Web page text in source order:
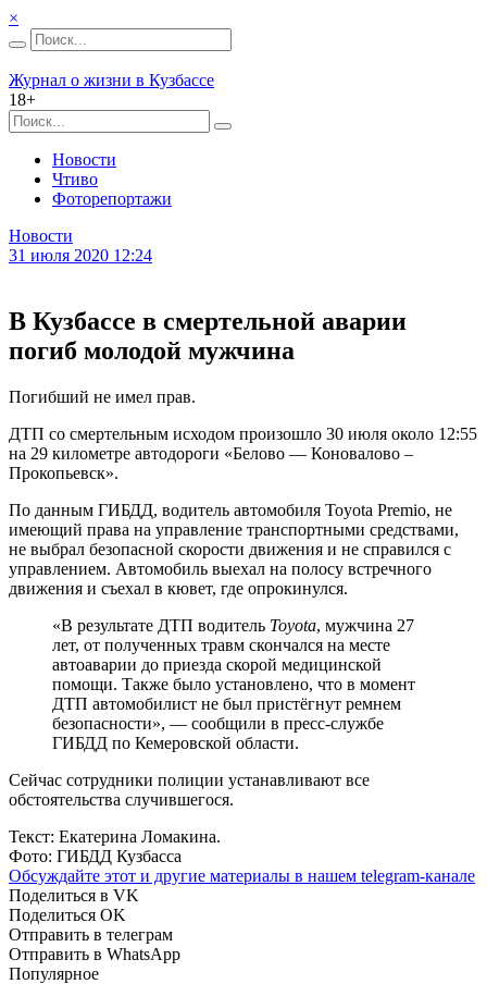
×
Журнал о жизни в Кузбассе
18+
Новости
Чтиво
Фоторепортажи
Новости
31 июля 2020 12:24
В Кузбассе в смертельной аварии
погиб молодой мужчина
Погибший не имел прав.
ДТП со смертельным исходом произошло 30 июля около 12:55
на 29 километре автодороги «Белово — Коновалово –
Прокопьевск».
По данным ГИБДД, водитель автомобиля Toyota Premio, не
имеющий права на управление транспортными средствами,
не выбрал безопасной скорости движения и не справился с
управлением. Автомобиль выехал на полосу встречного
движения и съехал в кювет, где опрокинулся.
«В результате ДТП водитель Toyota, мужчина 27
лет, от полученных травм скончался на месте
автоаварии до приезда скорой медицинской
помощи. Также было установлено, что в момент
ДТП автомобилист не был пристёгнут ремнем
безопасности», — сообщили в пресс-службе
ГИБДД по Кемеровской области.
Сейчас сотрудники полиции устанавливают все
обстоятельства случившегося.
Текст: Екатерина Ломакина.
Фото: ГИБДД Кузбасса
Обсуждайте этот и другие материалы в нашем telegram-канале
Поделиться в VK
Поделиться OK
Отправить в телеграм
Отправить в WhatsApp
Популярное